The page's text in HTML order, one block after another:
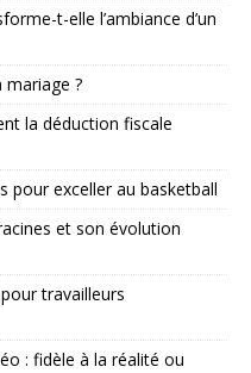
t-elle l’ambiance d’un
mariage ?
la déduction fiscale
pour exceller au basketball
et son évolution
travailleurs
: fidèle à la réalité ou